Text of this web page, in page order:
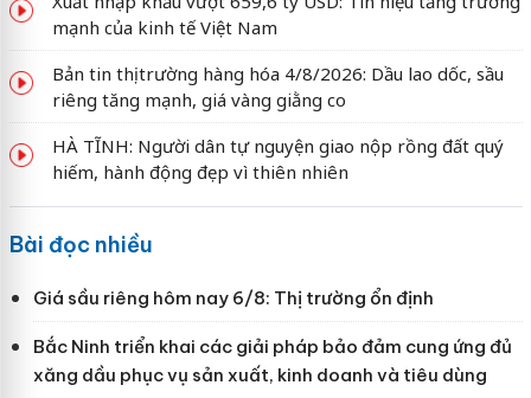
mạnh của kinh tế Việt Nam
Bản tin thị trường hàng hóa 4/8/2026: Dầu lao dốc, sầu
riêng tăng mạnh, giá vàng giằng co
HÀ TĨNH: Người dân tự nguyện giao nộp rồng đất quý
hiếm, hành động đẹp vì thiên nhiên
Bài đọc nhiều
Giá sầu riêng hôm nay 6/8: Thị trường ổn định
Bắc Ninh triển khai các giải pháp bảo đảm cung ứng đủ
xăng dầu phục vụ sản xuất, kinh doanh và tiêu dùng